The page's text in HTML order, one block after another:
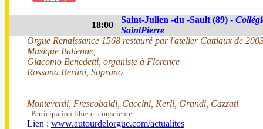
18:00
Saint-Julien -du -Sault (89) -
SaintPierre
Orgue Renaissance 1568 restauré par l'atelier Cattiaux de
Musique Italienne,
Giacomo Benedetti, organiste à Florence
Rossana Bertini, Soprano
Monteverdi, Frescobaldi, Caccini, Kerll, Grandi, Cazzati
- Participation libre et consciente
Lien : www.autourdelorgue.com/actualites